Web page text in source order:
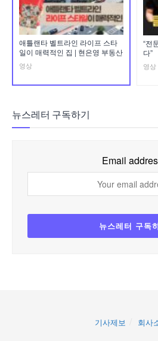
애틀랜타 벨트라인 라이프 스타
일이 매력적인 집 | 현은영 부동산
영상
“전
다”
영상
뉴스레터 구독하기
Email
기사제보 회사